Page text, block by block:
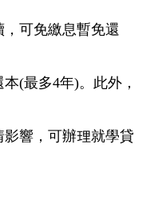
可免繳息暫免還
(最多4年)。此外，
響，可辦理就學貸